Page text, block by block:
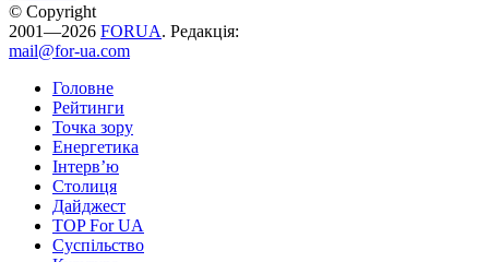
© Copyright
2001—2026 FORUA. Редакція:
mail@for-ua.com
Головне
Рейтинги
Точка зору
Енергетика
Інтерв’ю
Столиця
Дайджест
TOP For UA
Суспiльство